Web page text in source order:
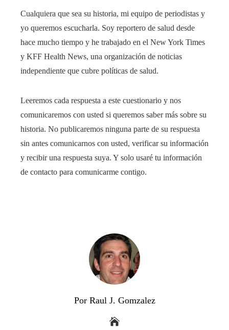
Cualquiera que sea su historia, mi equipo de periodistas y
yo queremos escucharla. Soy reportero de salud desde
hace mucho tiempo y he trabajado en el New York Times
y KFF Health News, una organización de noticias
independiente que cubre políticas de salud.
Leeremos cada respuesta a este cuestionario y nos
comunicaremos con usted si queremos saber más sobre su
historia. No publicaremos ninguna parte de su respuesta
sin antes comunicarnos con usted, verificar su información
y recibir una respuesta suya. Y solo usaré tu información
de contacto para comunicarme contigo.
Por Raul J. Gomzalez